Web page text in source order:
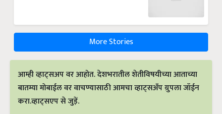
More Stories
आम्ही व्हाट्सअप वर आहोत. देशभरातील शेतीविषयीच्या आताच्या
बातम्या मोबाईल वर वाचण्यासाठी आमचा व्हाट्सअँप ग्रुपला जॉईन
करा.व्हाट्सएप से जुड़ें.